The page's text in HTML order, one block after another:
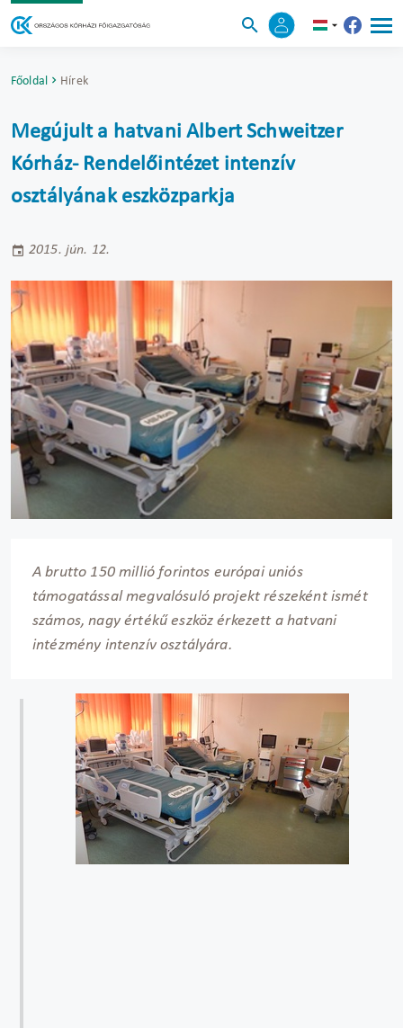
Főoldal Hírek
Megújult a hatvani Albert Schweitzer
Kórház- Rendelőintézet intenzív
osztályának eszközparkja
2015. jún. 12.
A brutto 150 millió forintos európai uniós
támogatással megvalósuló projekt részeként ismét
számos, nagy értékű eszköz érkezett a hatvani
intézmény intenzív osztályára.